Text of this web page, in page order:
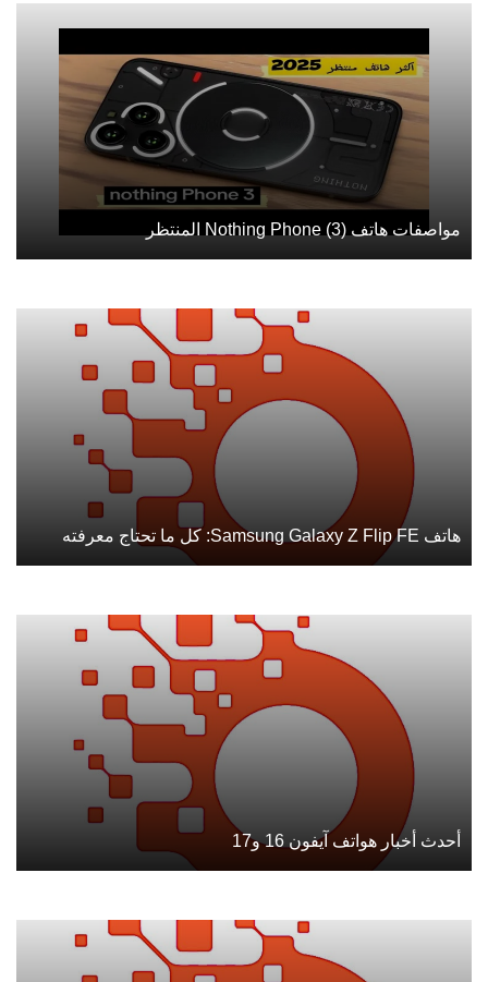
مواصفات هاتف Nothing Phone (3) المنتظر
هاتف Samsung Galaxy Z Flip FE: كل ما تحتاج معرفته
أحدث أخبار هواتف آيفون 16 و17